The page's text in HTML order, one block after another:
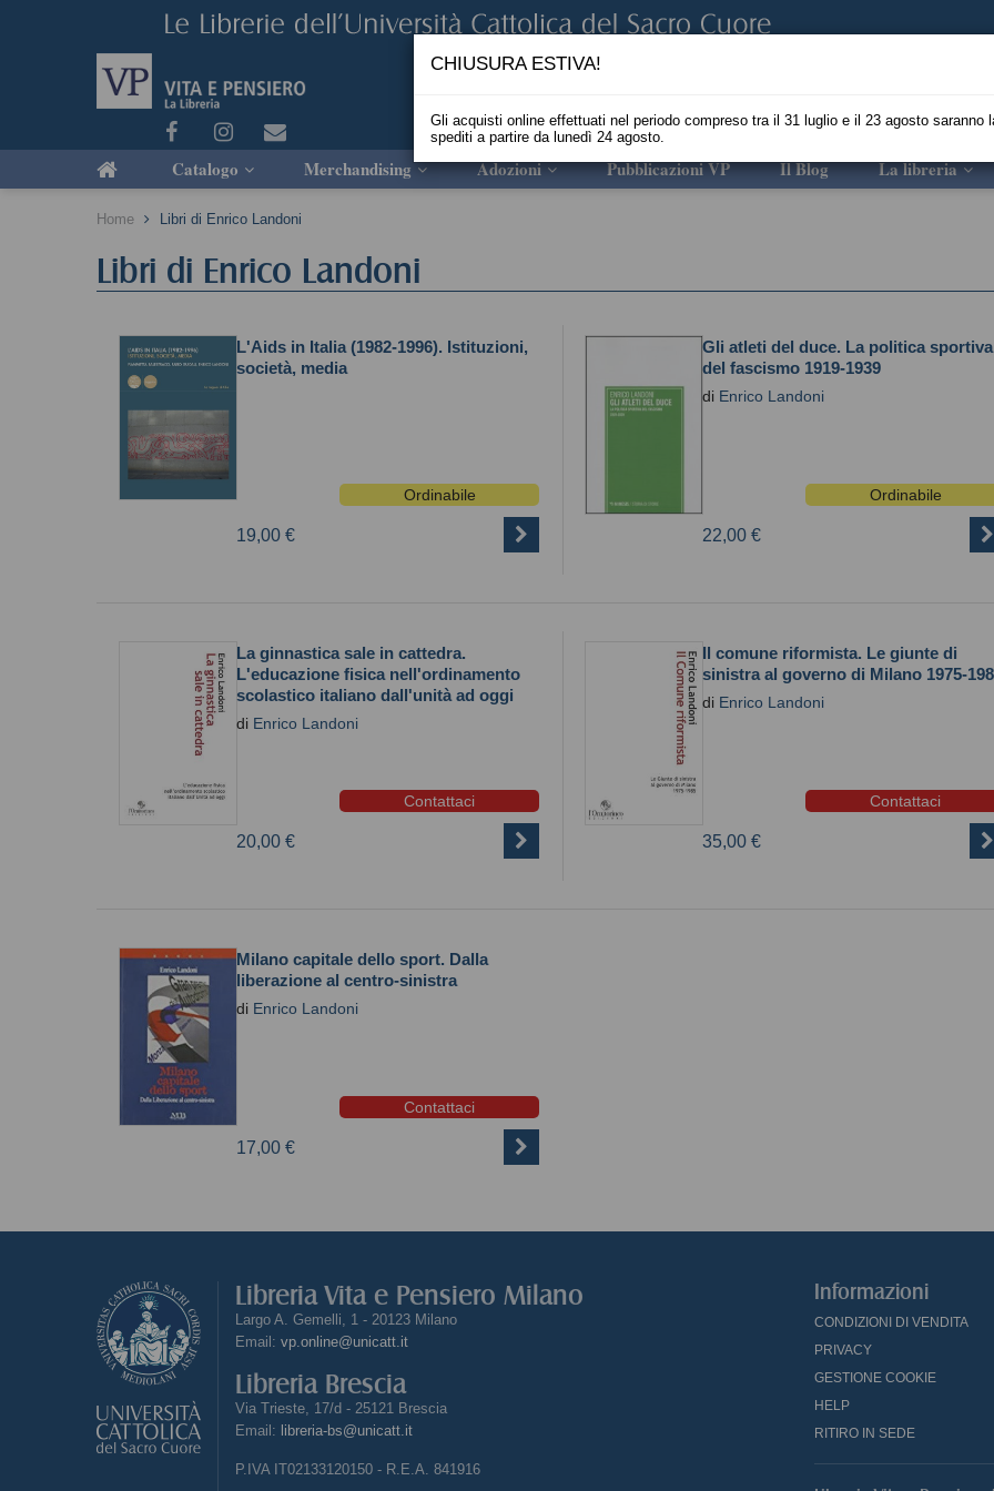
Catalogo Merchandising Adozioni Pubblicazioni VP Il Blog La libreria
Home Libri di Enrico Landoni
Libri di Enrico Landoni
L'Aids in Italia (1982-1996). Istituzioni,
società, media
Ordinabile
19,00 €
Gli atleti del duce. La politica sportiva
del fascismo 1919-1939
di Enrico Landoni
Ordinabile
22,00 €
La ginnastica sale in cattedra.
L'educazione fisica nell'ordinamento
scolastico italiano dall'unità ad oggi
di Enrico Landoni
Contattaci
20,00 €
Il comune riformista. Le giunte di
sinistra al governo di Milano 1975-
di Enrico Landoni
Contattaci
35,00 €
Milano capitale dello sport. Dalla
liberazione al centro-sinistra
di Enrico Landoni
Contattaci
17,00 €
Libreria Vita e Pensiero Milano
Largo A. Gemelli, 1 - 20123 Milano
Email: vp.online@unicatt.it
Libreria Brescia
Via Trieste, 17/d - 25121 Brescia
Email: libreria-bs@unicatt.it
P.IVA IT02133120150 - R.E.A. 841916
Informazioni
CONDIZIONI DI VENDITA
PRIVACY
GESTIONE COOKIE
HELP
RITIRO IN SEDE
CHIUSURA ESTIVA!
Gli acquisti online effettuati nel periodo compreso tra il 31 luglio e il 23 agosto saranno
spediti a partire da lunedì 24 agosto.